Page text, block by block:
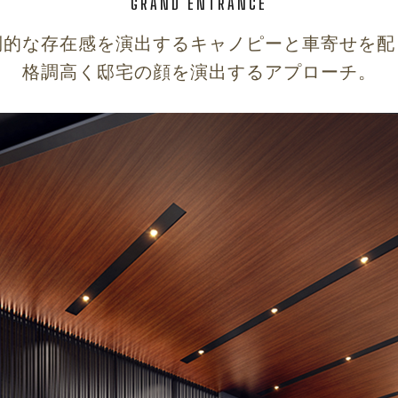
な存在感を演出する キャノピーと車寄せを
格調高く邸宅の顔を演出するアプローチ。